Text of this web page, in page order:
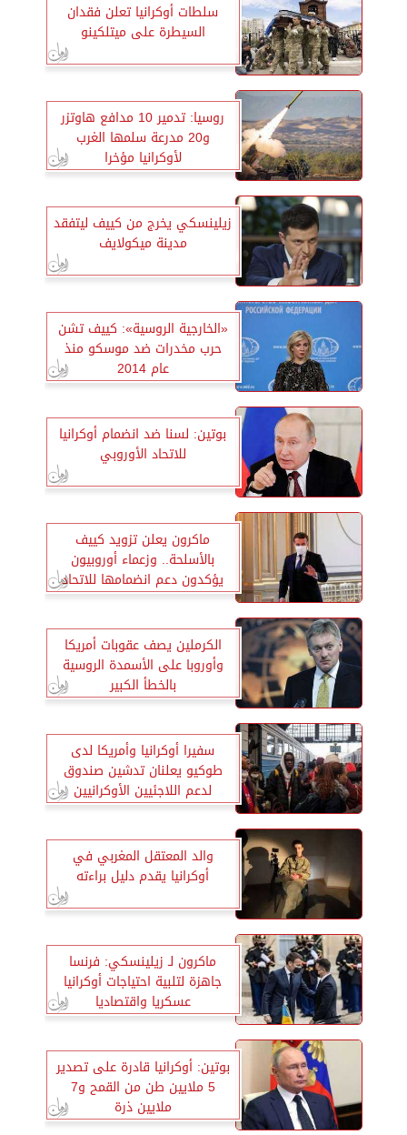
سلطات أوكرانيا تعلن فقدان
السيطرة على ميتلكينو
روسيا: تدمير 10 مدافع هاوتزر
و20 مدرعة سلمها الغرب
لأوكرانيا مؤخرا
زيلينسكي يخرج من كييف ليتفقد
مدينة ميكولايف
«الخارجية الروسية»: كييف تشن
حرب مخدرات ضد موسكو منذ
عام 2014
بوتين: لسنا ضد انضمام أوكرانيا
للاتحاد الأوروبي
ماكرون يعلن تزويد كييف
بالأسلحة.. وزعماء أوروبيون
يؤكدون دعم انضمامها للاتحاد
الكرملين يصف عقوبات أمريكا
وأوروبا على الأسمدة الروسية
بالخطأ الكبير
سفيرا أوكرانيا وأمريكا لدى
طوكيو يعلنان تدشين صندوق
لدعم اللاجئيين الأوكرانيين
والد المعتقل المغربي في
أوكرانيا يقدم دليل براءته
ماكرون لـ زيلينسكي: فرنسا
جاهزة لتلبية احتياجات أوكرانيا
عسكريا واقتصاديا
بوتين: أوكرانيا قادرة على تصدير
5 ملايين طن من القمح و7
ملايين ذرة